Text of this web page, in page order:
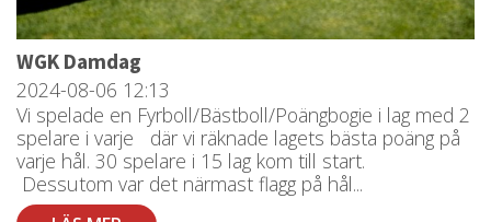
WGK Damdag
2024-08-06 12:13
Vi spelade en Fyrboll/Bästboll/Poängbogie i lag med 2
spelare i varje där vi räknade lagets bästa poäng på
varje hål. 30 spelare i 15 lag kom till start.
Dessutom var det närmast flagg på hål...